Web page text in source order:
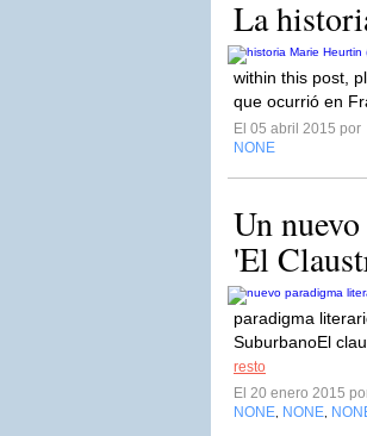
La
within this post,
que ocurrió en
El 05 abril 2015 por
NONE
Un
'El
paradigma
SuburbanoEl
resto
El 20 enero 2015
NONE NONE